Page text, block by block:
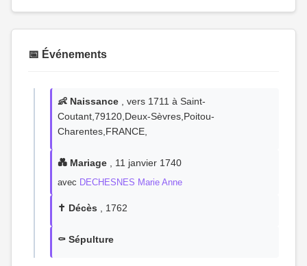
📅 Événements
👶 Naissance , vers 1711 à Saint-
Coutant,79120,Deux-Sèvres,Poitou-
Charentes,FRANCE,
💑 Mariage , 11 janvier 1740
avec DECHESNES Marie Anne
✝️ Décès , 1762
⚰️ Sépulture